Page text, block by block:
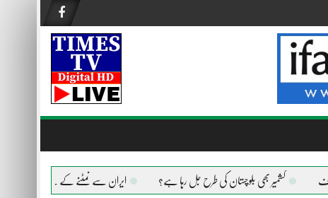
کشمیر بھی بلوچستان کی طرح جل رہا ہے؟ ایران سے نمٹنے کے لیے امریکا ہر ہتھیار